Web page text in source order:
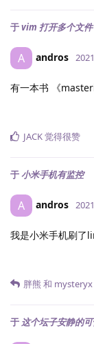
于vim 打开多个文
A andros
有一本书 《
JACK觉得很赞
于小米手机有监控
A andros
我是小米手机刷了
胖熊 和 mysteryx
于 这个坛子安静的